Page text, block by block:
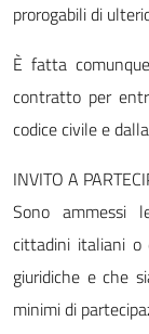
prorogabili di
È fatta
contratto per
codice civile e
INVITO A
Sono ammessi
cittadini italiani o
giuridiche e che
minimi di